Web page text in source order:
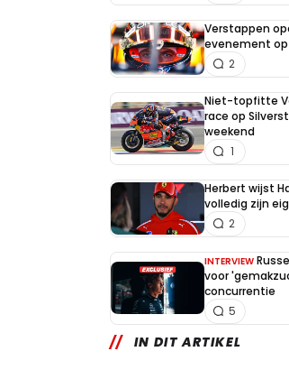
Verstappen
evenement
2
Niet-topfitte
race op
weekend
1
Herbert wijst
volledig zijn
2
INTERVIEW
voor
concurrentie
5
IN DIT ARTIKEL